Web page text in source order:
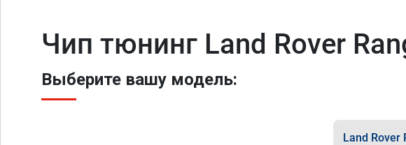
Чип тюнинг Land Rover
Выберите вашу модель:
Land Rover